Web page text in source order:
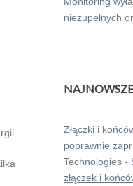
niezupełnych
Złączki i
poprawnie
Technologies -
złączek i